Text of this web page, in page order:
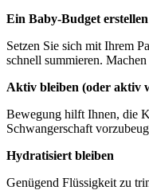
Ein Baby-Budget erstellen
Setzen Sie sich mit Ihrem
schnell summieren.
Aktiv bleiben (oder aktiv
Bewegung hilft Ihnen, die
Schwangerschaft
Hydratisiert bleiben
Genügend Flüssigkeit zu